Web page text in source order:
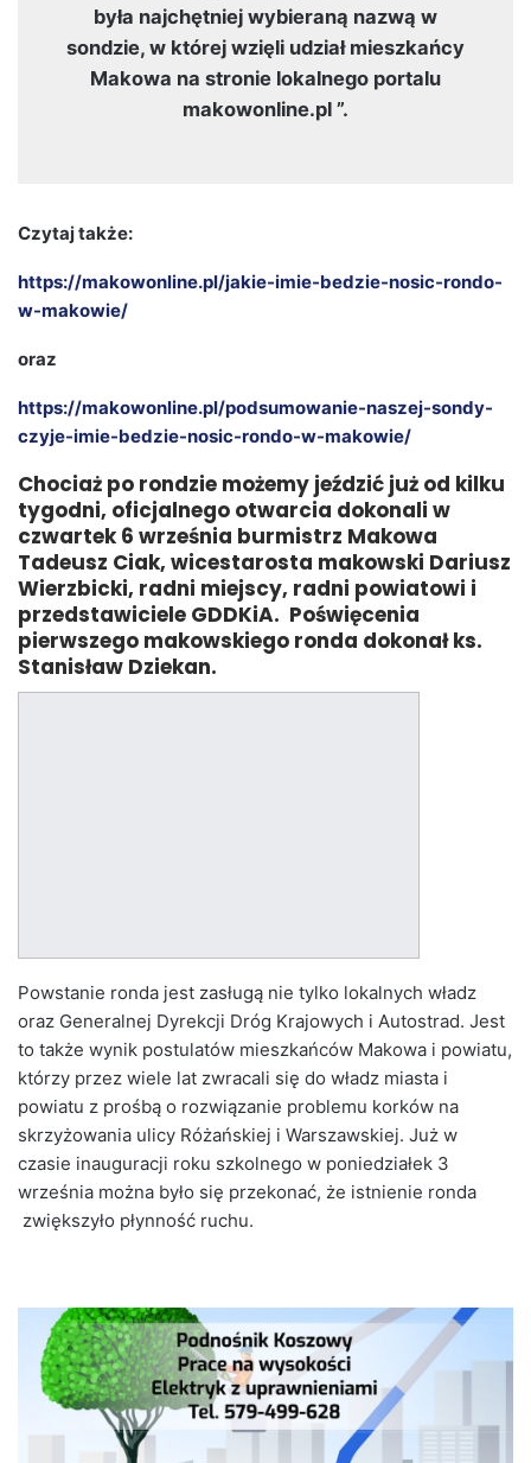
była najchętniej wybieraną nazwą w
sondzie, w której wzięli udział mieszkańcy
Makowa na stronie lokalnego portalu
makowonline.pl ”.
Czytaj także:
https://makowonline.pl/jakie-imie-bedzie-nosic-rondo-
w-makowie/
oraz
https://makowonline.pl/podsumowanie-naszej-sondy-
czyje-imie-bedzie-nosic-rondo-w-makowie/
Chociaż po rondzie możemy jeździć już od kilku
tygodni, oficjalnego otwarcia dokonali w
czwartek 6 września burmistrz Makowa
Tadeusz Ciak, wicestarosta makowski Dariusz
Wierzbicki, radni miejscy, radni powiatowi i
przedstawiciele GDDKiA. Poświęcenia
pierwszego makowskiego ronda dokonał ks.
Stanisław Dziekan.
Powstanie ronda jest zasługą nie tylko lokalnych władz
oraz Generalnej Dyrekcji Dróg Krajowych i Autostrad. Jest
to także wynik postulatów mieszkańców Makowa i powiatu,
którzy przez wiele lat zwracali się do władz miasta i
powiatu z prośbą o rozwiązanie problemu korków na
skrzyżowania ulicy Różańskiej i Warszawskiej. Już w
czasie inauguracji roku szkolnego w poniedziałek 3
września można było się przekonać, że istnienie ronda
zwiększyło płynność ruchu.